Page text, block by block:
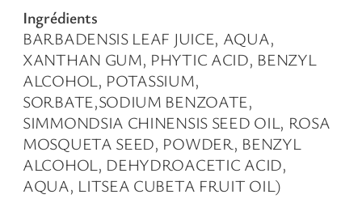
Ingrédients
BARBADENSIS LEAF JUICE, AQUA,
XANTHAN GUM, PHYTIC ACID, BENZYL
ALCOHOL, POTASSIUM,
SORBATE,SODIUM BENZOATE,
SIMMONDSIA CHINENSIS SEED OIL, ROSA
MOSQUETA SEED, POWDER, BENZYL
ALCOHOL, DEHYDROACETIC ACID,
AQUA, LITSEA CUBETA FRUIT OIL)